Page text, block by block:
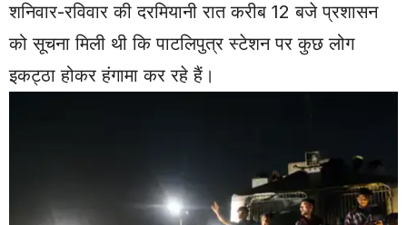
शनिवार-रविवार की दरमियानी रात करीब 12 बजे प्रशासन
को सूचना मिली थी कि पाटलिपुत्र स्टेशन पर कुछ लोग
इकट्ठा होकर हंगामा कर रहे हैं।